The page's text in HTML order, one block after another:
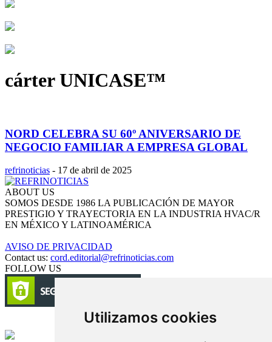
Utilizamos cookies
cárter UNICASE™
NORD CELEBRA SU 60º ANIVERSARIO DE
NEGOCIO FAMILIAR A EMPRESA GLOBAL
refrinoticias - 17 de abril de 2025
ABOUT US
SOMOS DESDE 1986 LA PUBLICACIÓN DE MAYOR
PRESTIGIO Y TRAYECTORIA EN LA INDUSTRIA HVAC/R
EN MÉXICO Y LATINOAMÉRICA
AVISO DE PRIVACIDAD
Contact us: cord.editorial@refrinoticias.com
FOLLOW US
Circulación certificada